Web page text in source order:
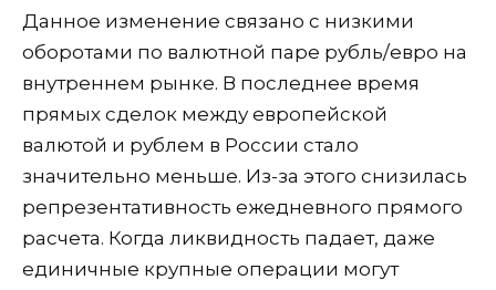
Данное изменение связано с низкими
оборотами по валютной паре рубль/евро на
внутреннем рынке. В последнее время
прямых сделок между европейской
валютой и рублем в России стало
значительно меньше. Из-за этого снизилась
репрезентативность ежедневного прямого
расчета. Когда ликвидность падает, даже
единичные крупные операции могут